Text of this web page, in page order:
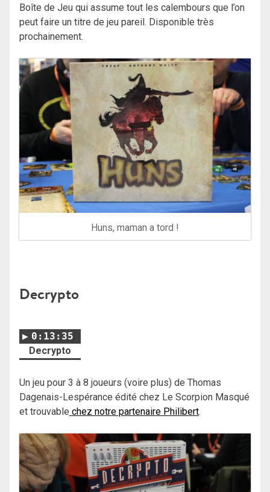
Boîte de Jeu qui assume tout les calembours que l’on
peut faire un titre de jeu pareil. Disponible très
prochainement.
Huns, maman a tord !
Decrypto
0:13:35
Decrypto
Un jeu pour 3 à 8 joueurs (voire plus) de Thomas
Dagenais-Lespérance édité chez Le Scorpion Masqué
et trouvable chez notre partenaire Philibert.